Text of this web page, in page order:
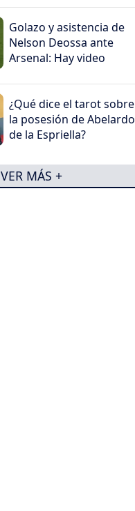
Golazo y asistencia de
Nelson Deossa ante
Arsenal: Hay video
¿Qué dice el tarot sobre
la posesión de Abelardo
de la Espriella?
VER MÁS +